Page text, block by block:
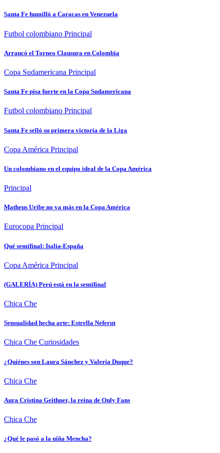
Santa Fe humilló a Caracas en Venezuela
Futbol colombiano Principal
Arrancó el Torneo Clausura en Colombia
Copa Sudamericana Principal
Santa Fe pisa fuerte en la Copa Sudamericana
Futbol colombiano Principal
Santa Fe selló su primera victoria de la Liga
Copa América Principal
Un colombiano en el equipo ideal de la Copa América
Principal
Matheus Uribe no va más en la Copa América
Eurocopa Principal
Qué semifinal: Italia-España
Copa América Principal
(GALERÍA) Perú está en la semifinal
Chica Che
Sensualidad hecha arte: Estrella Neferut
Chica Che Curiosidades
¿Quiénes son Laura Sánchez y Valeria Duque?
Chica Che
Aura Cristina Geithner, la reina de Only Fans
Chica Che
¿Qué le pasó a la niña Mencha?